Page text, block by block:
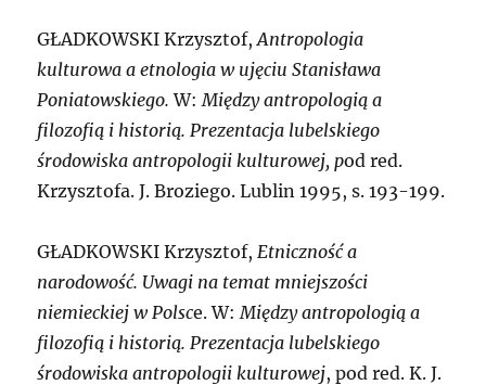
GŁADKOWSKI Krzysztof, Antropologia
kulturowa a etnologia w ujęciu Stanisława
Poniatowskiego. W:Między antropologią a
filozofią i historią. Prezentacja lubelskiego
środowiska antropologii kulturowej, pod red.
Krzysztofa. J. Broziego. Lublin 1995, s. 193-199.
GŁADKOWSKI Krzysztof, Etniczność a
narodowość. Uwagi na temat mniejszości
niemieckiej w Polsce. W:Między antropologią a
filozofią i historią. Prezentacja lubelskiego
środowiska antropologii kulturowej, pod red. K. J.